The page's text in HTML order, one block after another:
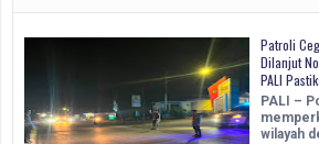
Patroli
Dilanjut
PALI
PALI –
wilayah